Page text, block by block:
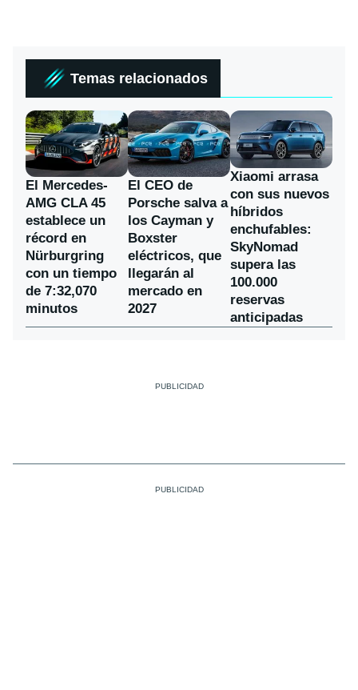
Temas relacionados
El Mercedes-
AMG CLA 45
establece un
récord en
Nürburgring
con un tiempo
de 7:32,070
minutos
El CEO de
Porsche salva a
los Cayman y
Boxster
eléctricos, que
llegarán al
mercado en
2027
Xiaomi arrasa
con sus nuevos
híbridos
enchufables:
SkyNomad
supera las
100.000
reservas
anticipadas